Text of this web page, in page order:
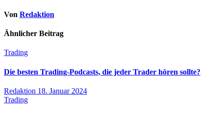
Von Redaktion
Ähnlicher Beitrag
Trading
Die besten Trading-Podcasts, die jeder Trader hören sollte?
Redaktion 18. Januar 2024
Trading